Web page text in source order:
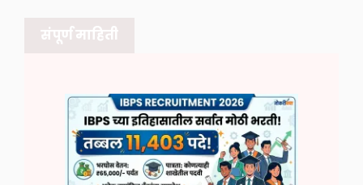
संपूर्ण माहिती